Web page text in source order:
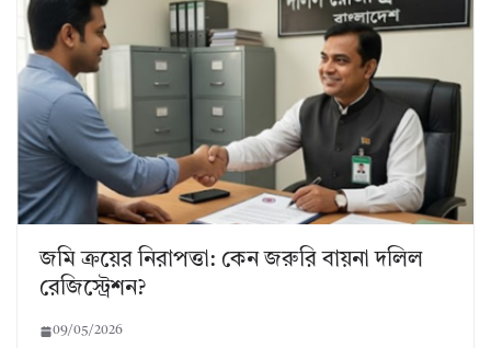
জমি ক্রয়ের নিরাপত্তা: কেন জরুরি বায়না দলিল
রেজিস্ট্রেশন?
09/05/2026